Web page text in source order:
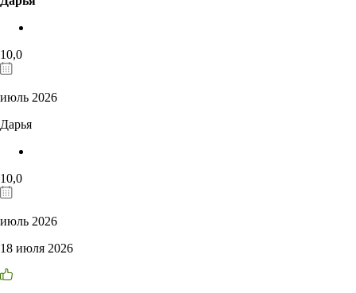
10,0
июль 2026
Дарья
10,0
июль 2026
18 июля 2026